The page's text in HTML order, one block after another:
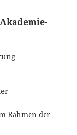
Rahmen der
im Gespräch
Wochen